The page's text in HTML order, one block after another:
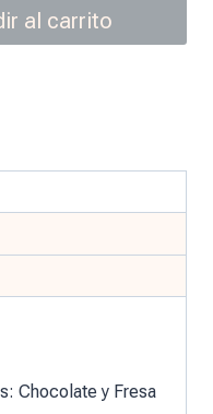
al carrito
Chocolate y Fresa